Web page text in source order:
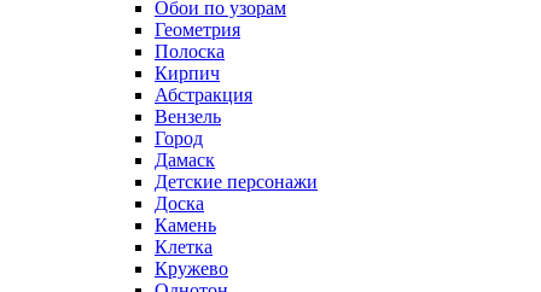
Обои по узорам
Геометрия
Полоска
Кирпич
Абстракция
Вензель
Город
Дамаск
Детские персонажи
Доска
Камень
Клетка
Кружево